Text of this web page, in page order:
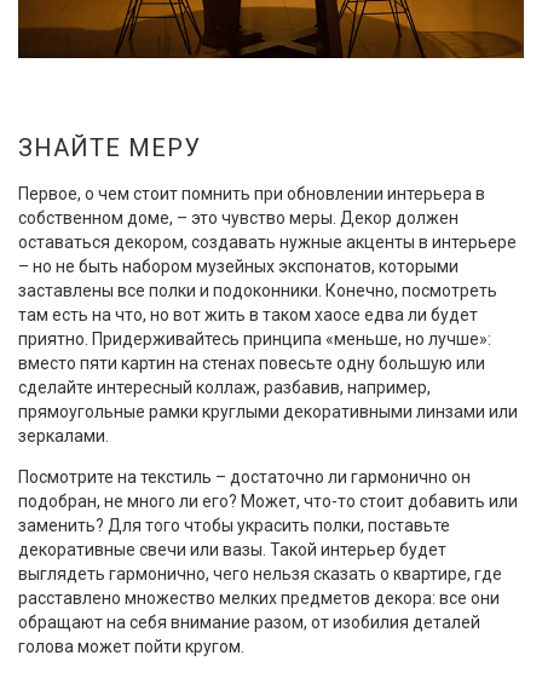
ЗНАЙТЕ МЕРУ
Первое, о чем стоит помнить при обновлении интерьера в
собственном доме, – это чувство меры. Декор должен
оставаться декором, создавать нужные акценты в интерьере
– но не быть набором музейных экспонатов, которыми
заставлены все полки и подоконники. Конечно, посмотреть
там есть на что, но вот жить в таком хаосе едва ли будет
приятно. Придерживайтесь принципа «меньше, но лучше»:
вместо пяти картин на стенах повесьте одну большую или
сделайте интересный коллаж, разбавив, например,
прямоугольные рамки круглыми декоративными линзами или
зеркалами.
Посмотрите на текстиль – достаточно ли гармонично он
подобран, не много ли его? Может, что-то стоит добавить или
заменить? Для того чтобы украсить полки, поставьте
декоративные свечи или вазы. Такой интерьер будет
выглядеть гармонично, чего нельзя сказать о квартире, где
расставлено множество мелких предметов декора: все они
обращают на себя внимание разом, от изобилия деталей
голова может пойти кругом.